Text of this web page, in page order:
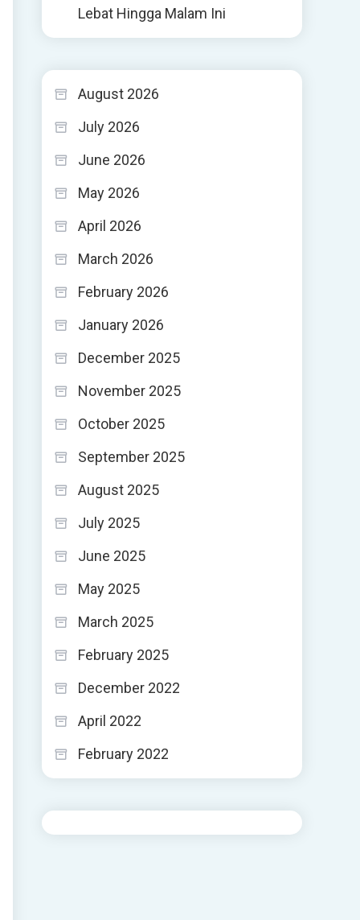
Lebat Hingga Malam Ini
August 2026
July 2026
June 2026
May 2026
April 2026
March 2026
February 2026
January 2026
December 2025
November 2025
October 2025
September 2025
August 2025
July 2025
June 2025
May 2025
March 2025
February 2025
December 2022
April 2022
February 2022